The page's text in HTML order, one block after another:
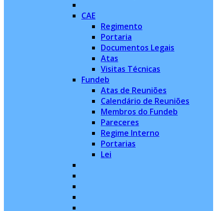
CAE
Regimento
Portaria
Documentos Legais
Atas
Visitas Técnicas
Fundeb
Atas de Reuniões
Calendário de Reuniões
Membros do Fundeb
Pareceres
Regime Interno
Portarias
Lei